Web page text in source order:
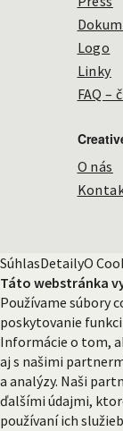
Logo
Linky
FAQ –
O nás
SúhlasDetailyO
Táto webstránka
Používame súbory
poskytovanie
Informácie o tom,
aj s našimi
a analýzy. Naši
ďalšími údajmi,
používaní ich